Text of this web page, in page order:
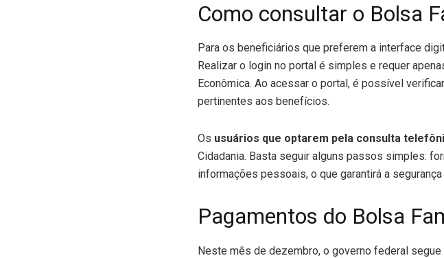
Como consultar o Bolsa
Para os beneficiários que preferem a interface
Realizar o login no portal é simples e requer
Econômica. Ao acessar o portal, é possível
pertinentes aos benefícios.
Os usuários que optarem pela consulta
Cidadania. Basta seguir alguns passos simples:
informações pessoais, o que garantirá a
Pagamentos do Bolsa
Neste mês de dezembro, o governo federal